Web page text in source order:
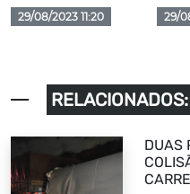
29/08/2023 11:20 29/
DUAS